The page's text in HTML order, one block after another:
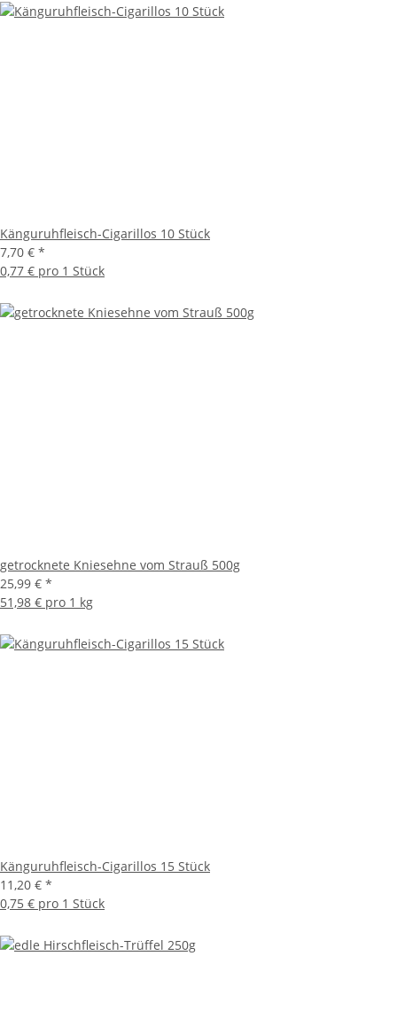
Känguruhfleisch-Cigarillos 10 Stück
7,70 € *
0,77 € pro 1 Stück
getrocknete Kniesehne vom Strauß 500g
25,99 € *
51,98 € pro 1 kg
Känguruhfleisch-Cigarillos 15 Stück
11,20 € *
0,75 € pro 1 Stück